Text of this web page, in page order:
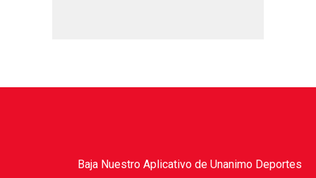
Baja Nuestro Aplicativo de Unanimo Deportes